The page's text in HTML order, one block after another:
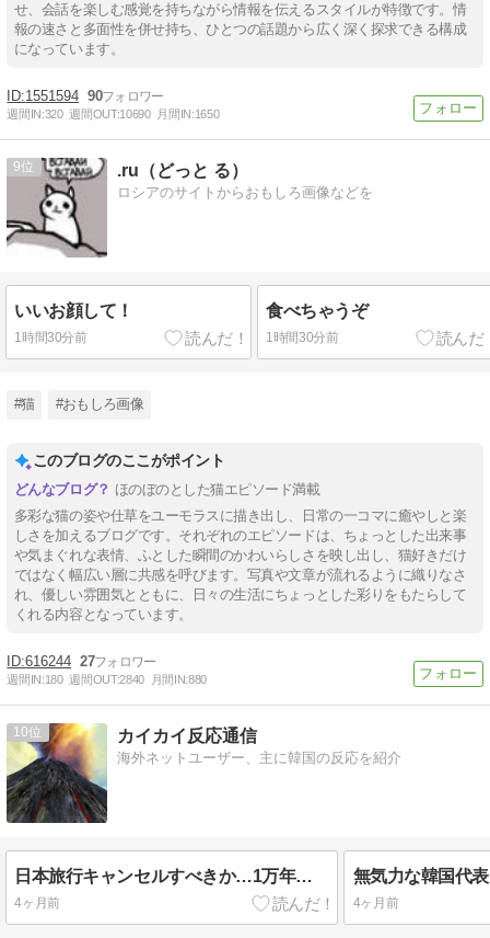
せ、会話を楽しむ感覚を持ちながら情報を伝えるスタイルが特徴です。情
報の速さと多面性を併せ持ち、ひとつの話題から広く深く探求できる構成
になっています。
1551594 90
週間IN:320 週間OUT:10690 月間IN:1650
9 .ru（どっと る）
ロシアのサイトからおもしろ画像などを
いいお顔して！
1時間30分前
食べちゃうぞ
1時間30分前
#猫 #おもしろ画像
このブログのここがポイント
ほのぼのとした猫エピソード満載
多彩な猫の姿や仕草をユーモラスに描き出し、日常の一コマに癒やしと楽
しさを加えるブログです。それぞれのエピソードは、ちょっとした出来事
や気まぐれな表情、ふとした瞬間のかわいらしさを映し出し、猫好きだけ
ではなく幅広い層に共感を呼びます。写真や文章が流れるように織りなさ
れ、優しい雰囲気とともに、日々の生活にちょっとした彩りをもたらして
くれる内容となっています。
616244 27
週間IN:180 週間OUT:2840 月間IN:880
10 カイカイ反応通信
海外ネットユーザー、主に韓国の反応を紹介
日本旅行キャンセルすべきか…1万年ぶり史上最大級の火山の兆し＝韓国の反応
4ヶ月前 4ヶ月前